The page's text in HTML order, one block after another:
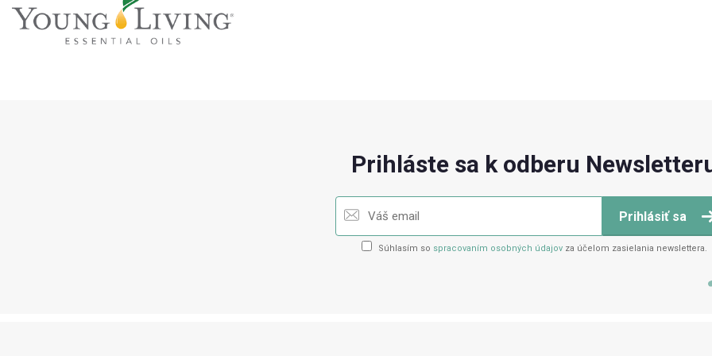
Prihláste sa k odberu
Prihlásiť sa
Súhlasím so spracovaním osobných údajovza účelom zasielania newslettera.